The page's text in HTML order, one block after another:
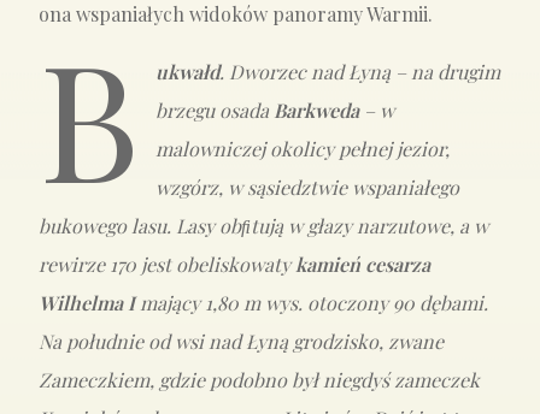
ona wspaniałych widoków panoramy Warmii.
B ukwałd. Dworzec nad Łyną – na drugim
brzegu osada Barkweda– w
malowniczej okolicy pełnej jezior,
wzgórz, w sąsiedztwie wspaniałego
bukowego lasu. Lasy obﬁtują w głazy narzutowe, a w
rewirze 170 jest obeliskowatykamień cesarza
Wilhelma Imający 1,80 m wys. otoczony 90 dębami.
Na południe od wsi nad Łyną grodzisko, zwane
Zameczkiem, gdzie podobno był niegdyś zameczek